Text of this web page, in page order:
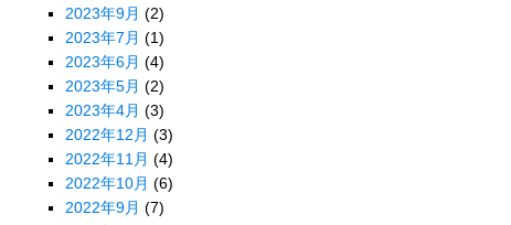
2023年9月 (2)
2023年7月 (1)
2023年6月 (4)
2023年5月 (2)
2023年4月 (3)
2022年12月 (3)
2022年11月 (4)
2022年10月 (6)
2022年9月 (7)